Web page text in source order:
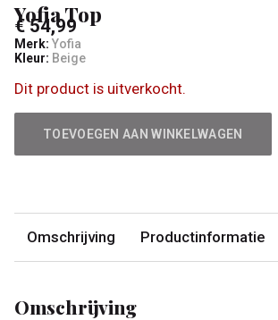
Yofia Top
€ 54,99
Merk: Yofia
Kleur: Beige
Dit product is uitverkocht.
TOEVOEGEN AAN WINKELWAGEN
Omschrijving Productinformatie
Omschrijving